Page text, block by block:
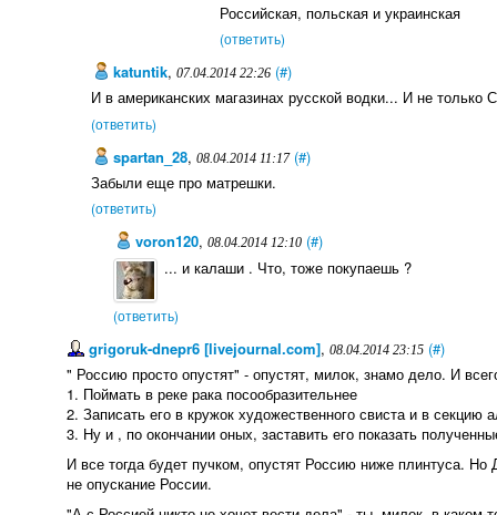
Российская, польская и украинская
(ответить)
katuntik, 07.04.2014 22:26 (#)
И в американских магазинах русской водки... И не только
(ответить)
spartan_28, 08.04.2014 11:17 (#)
Забыли еще про матрешки.
(ответить)
voron120,08.04.2014 12:10 (#)
... и калаши . Что, тоже покупаешь ?
(ответить)
grigoruk-dnepr6 [livejournal.com],08.04.2014 23:15 (#)
" Россию просто опустят" - опустят, милок, знамо дело. И
1. Поймать в реке рака посообразительнее
2. Записать его в кружок художественного свиста и в секцию
3. Ну и , по окончании оных, заставить его показать
И все тогда будет пучком, опустят Россию ниже плинтуса.
не опускание России.